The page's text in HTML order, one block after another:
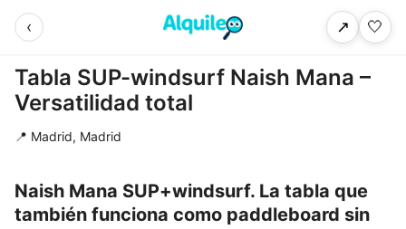
‹ ↗ 🤍
Tabla SUP-windsurf Naish Mana –
Versatilidad total
📍 Madrid, Madrid
Naish Mana SUP+windsurf. La tabla que
también funciona como paddleboard sin